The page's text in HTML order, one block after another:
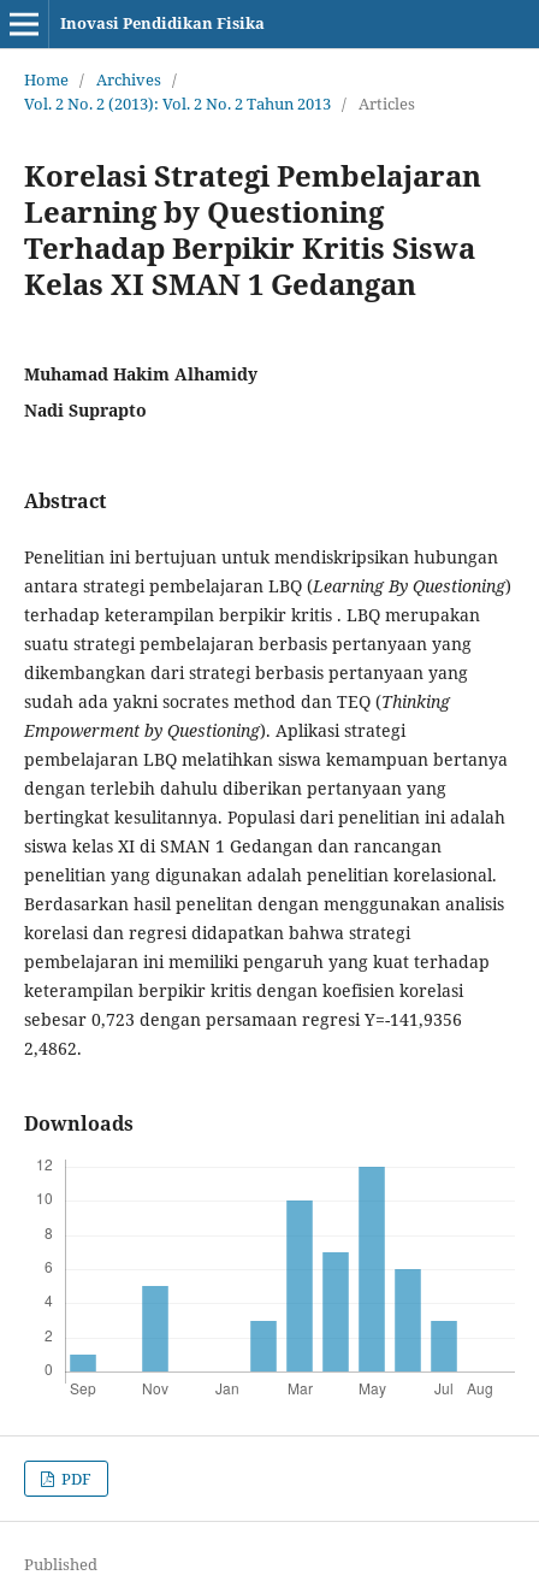
Inovasi Pendidikan Fisika
Home / Archives /
Vol. 2 No. 2 (2013): Vol. 2 No. 2 Tahun 2013 / Articles
Korelasi Strategi Pembelajaran
Learning by Questioning
Terhadap Berpikir Kritis Siswa
Kelas XI ‎SMAN 1 Gedangan‎
Muhamad Hakim Alhamidy
Nadi Suprapto
Abstract
Penelitian ini bertujuan untuk mendiskripsikan hubungan
antara strategi pembelajaran LBQ (Learning By Questioning)
terhadap keterampilan berpikir kritis . LBQ merupakan
suatu strategi pembelajaran berbasis pertanyaan yang
dikembangkan dari strategi berbasis pertanyaan yang
sudah ada yakni socrates method dan TEQ (Thinking
Empowerment by Questioning). Aplikasi strategi
pembelajaran LBQ melatihkan siswa kemampuan bertanya
dengan terlebih dahulu diberikan pertanyaan yang
bertingkat kesulitannya. Populasi dari penelitian ini adalah
siswa kelas XI di SMAN 1 Gedangan dan rancangan
penelitian yang digunakan adalah penelitian korelasional.
Berdasarkan hasil penelitan dengan menggunakan analisis
korelasi dan regresi didapatkan bahwa strategi
pembelajaran ini memiliki pengaruh yang kuat terhadap
keterampilan berpikir kritis dengan koefisien korelasi
sebesar 0,723 dengan persamaan regresi Y=-141,9356
2,4862.
Downloads
PDF
Published